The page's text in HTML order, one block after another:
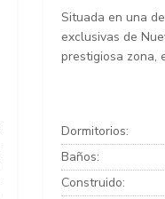
Situada en una
exclusivas de
prestigiosa zona,
Dormitorios:
Baños:
Construido: